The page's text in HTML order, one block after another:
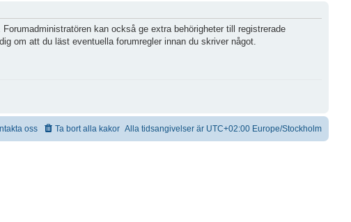
kan också ge extra behörigheter till registrerade
om att du läst eventuella forumregler innan du skriver något.
Alla tidsangivelser är UTC+02:00 Europe/Stockholm
Ta bort alla kakor
oss